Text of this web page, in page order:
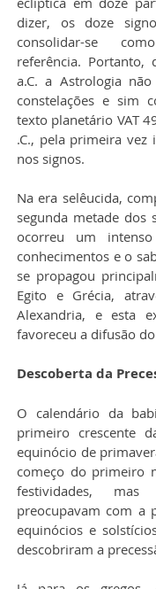
dizer, os doze
consolidar-se
referência. Portanto,
a.C. a Astrologia
constelações e sim
texto planetário VAT
.C., pela primeira vez
nos signos.
Na era selêucida,
segunda metade dos
ocorreu um
conhecimentos e o
se propagou
Egito e Grécia,
Alexandria, e esta
favoreceu a difusão
Descoberta da
O calendário da
primeiro crescente
equinócio de
começo do primeiro
festividades,
preocupavam com a
equinócios e
descobriram a